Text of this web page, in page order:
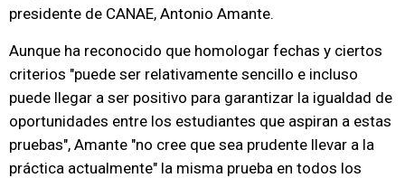
presidente de CANAE, Antonio Amante.
Aunque ha reconocido que homologar fechas y ciertos
criterios "puede ser relativamente sencillo e incluso
puede llegar a ser positivo para garantizar la igualdad de
oportunidades entre los estudiantes que aspiran a estas
pruebas", Amante "no cree que sea prudente llevar a la
práctica actualmente" la misma prueba en todos los